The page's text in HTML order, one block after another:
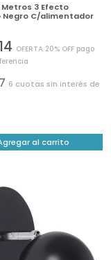
Metros 3 Efecto
Negro C/alimentador
OFERTA 20% OFF pago
6 cuotas sin interés de
al carrito